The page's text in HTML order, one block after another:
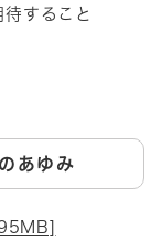
すること
あゆみ